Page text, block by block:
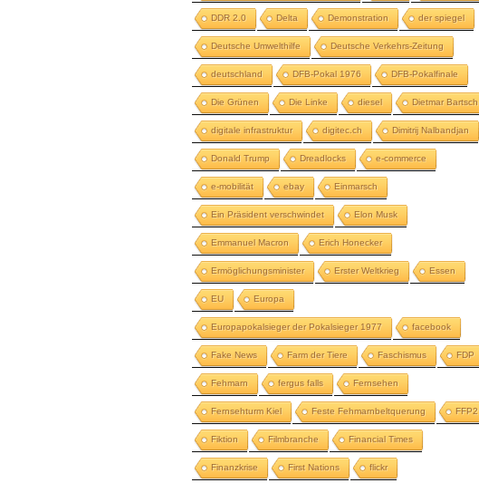
DDR 2.0 Delta Demonstration der spiegel
Deutsche Umwelthilfe Deutsche Verkehrs-Zeitung
deutschland DFB-Pokal 1976 DFB-Pokalfinale
Die Grünen Die Linke diesel Dietmar Bartsch
digitale infrastruktur digitec.ch Dimitrij Nalbandjan
Donald Trump Dreadlocks e-commerce
e-mobilität ebay Einmarsch
Ein Präsident verschwindet Elon Musk
Emmanuel Macron Erich Honecker
Ermöglichungsminister Erster Weltkrieg Essen
EU Europa
Europapokalsieger der Pokalsieger 1977 facebook
Fake News Farm der Tiere Faschismus FDP
Fehmarn fergus falls Fernsehen
Fernsehturm Kiel Feste Fehmarnbeltquerung FFP2
Fiktion Filmbranche Financial Times
Finanzkrise First Nations flickr